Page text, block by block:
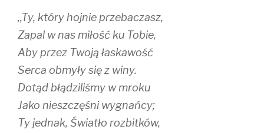
w
w
i
n
o
)
e
w
w
i
n
d
w
w
n
d
w
,,Ty, który hojnie przebaczasz,
Zapal w nas miłość ku Tobie,
Aby przez Twoją łaskawość
Serca obmyły się z winy.
Dotąd błądziliśmy w mroku
Jako nieszczęśni wygnańcy;
Ty jednak, Światło rozbitków,